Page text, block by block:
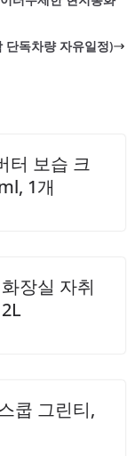
한 성능을 발휘
인할 수 있어 데
가 필요 없는 여
단독차량 자유일정)
터 보습 크
1개
장실 자취
쿱 그린티,